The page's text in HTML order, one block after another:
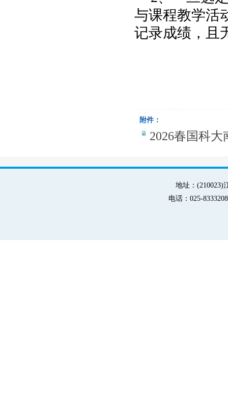
与课程教学活
记录成绩，且
附件：
2026春国科
地址：(210023)
电话：025-